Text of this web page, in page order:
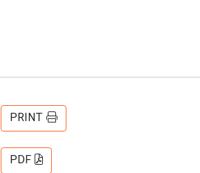
PRINT
PDF